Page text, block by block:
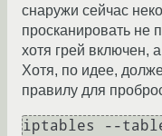
снаружи сейчас
просканировать не
хотя грей включен,
Хотя, по идее,
правилу для
iptables --